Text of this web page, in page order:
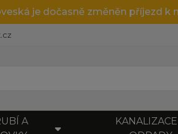
je dočasně změněn příjezd k
A